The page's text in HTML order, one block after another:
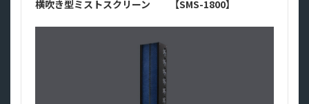
横吹き型ミストスクリーン 【SMS-1800】